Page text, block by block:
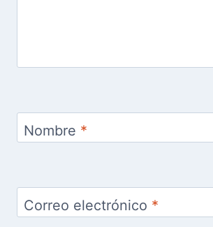
Nombre *
Correo electrónico *